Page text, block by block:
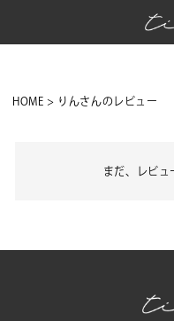
HOME りんさんのレビュー
まだ、レビュ